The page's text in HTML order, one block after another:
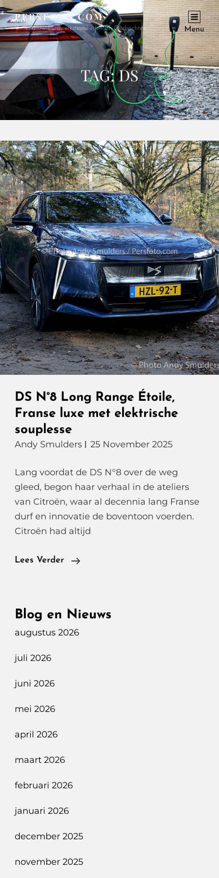
PERSFOTO.COM
Voor Al Uw Fotowerkzaamheden En Opdrachten Menu
TAG:DS
DS N°8 Long Range Étoile,
Franse luxe met elektrische
souplesse
Andy Smulders 25 November 2025
Lang voordat de DS N°8 over de weg
gleed, begon haar verhaal in de ateliers
van Citroën, waar al decennia lang Franse
durf en innovatie de boventoon voerden.
Citroën had altijd
Lees Verder
DS
Étoile,
Blog en Nieuws
augustus 2026
juli 2026
juni 2026
mei 2026
april 2026
maart 2026
februari 2026
januari 2026
december 2025
november 2025